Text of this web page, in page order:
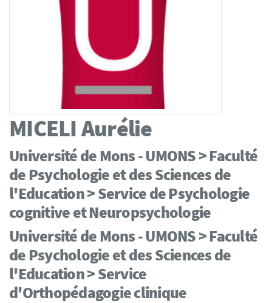
MICELIAurélie
Université de Mons - UMONS > Faculté
de Psychologie et des Sciences de
l'Education > Service de Psychologie
cognitive et Neuropsychologie
Université de Mons - UMONS > Faculté
de Psychologie et des Sciences de
l'Education > Service
d'Orthopédagogie clinique